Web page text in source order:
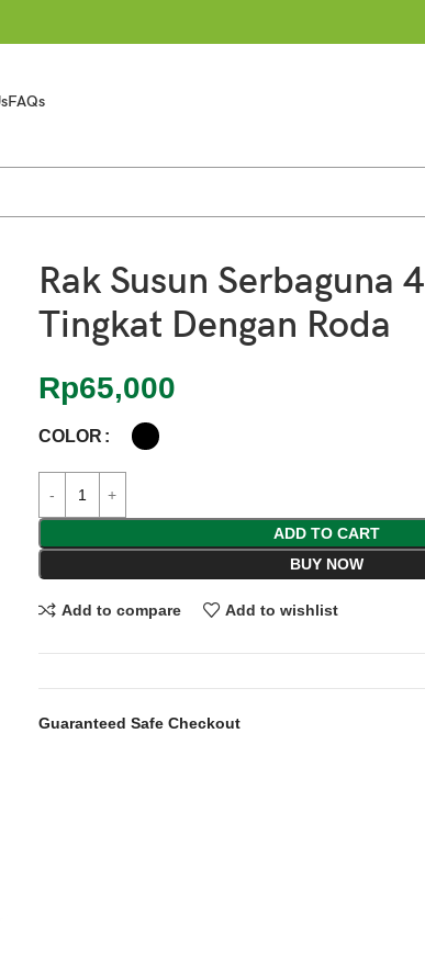
FAQs
Rak Susun Serbaguna 4
Tingkat Dengan Roda
Rp65,000
COLOR
ADD TO CART
BUY NOW
Add to compare Add to wishlist
Guaranteed Safe Checkout